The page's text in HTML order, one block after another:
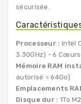
sécurisée.
Processeur : Intel
3.30GHz) - 6
Mémoire RAM
autorisé = 64Go)
Emplacements
Disque dur : 1To